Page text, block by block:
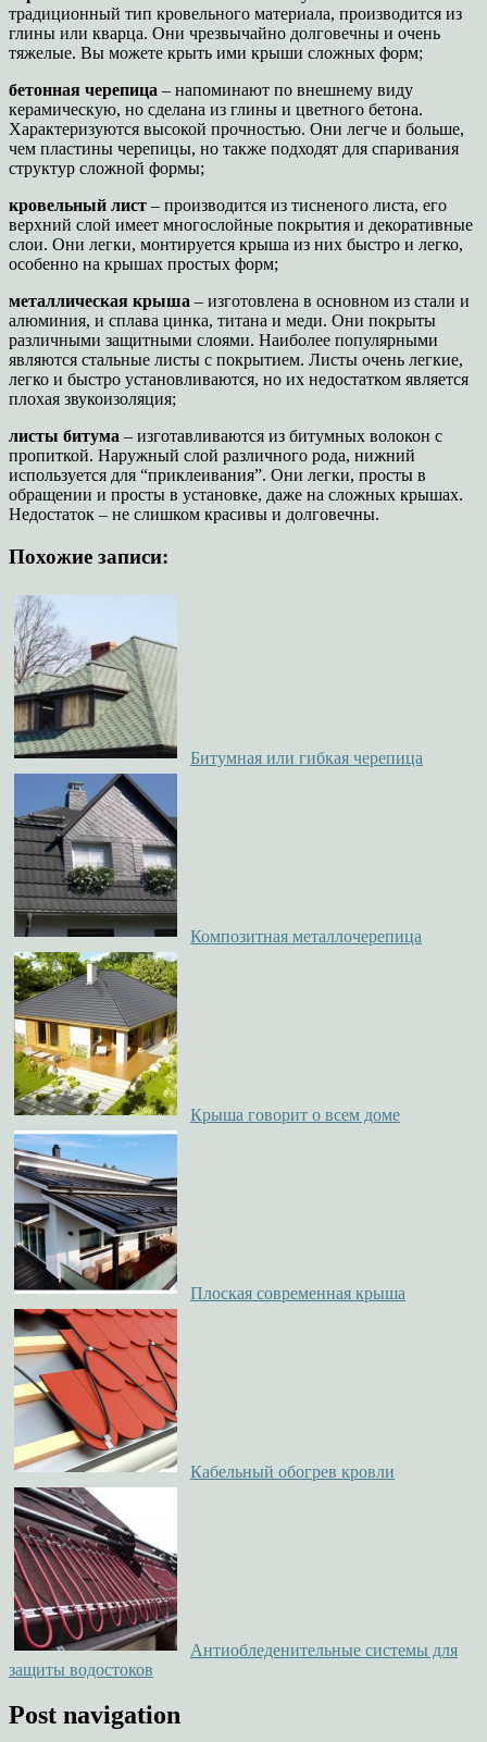
традиционный тип кровельного материала, производится из
глины или кварца. Они чрезвычайно долговечны и очень
тяжелые. Вы можете крыть ими крыши сложных форм;
бетонная черепица – напоминают по внешнему виду
керамическую, но сделана из глины и цветного бетона.
Характеризуются высокой прочностью. Они легче и больше,
чем пластины черепицы, но также подходят для спаривания
структур сложной формы;
кровельный лист – производится из тисненого листа, его
верхний слой имеет многослойные покрытия и декоративные
слои. Они легки, монтируется крыша из них быстро и легко,
особенно на крышах простых форм;
металлическая крыша – изготовлена в основном из стали и
алюминия, и сплава цинка, титана и меди. Они покрыты
различными защитными слоями. Наиболее популярными
являются стальные листы с покрытием. Листы очень легкие,
легко и быстро установливаются, но их недостатком является
плохая звукоизоляция;
листы битума – изготавливаются из битумных волокон с
пропиткой. Наружный слой различного рода, нижний
используется для “приклеивания”. Они легки, просты в
обращении и просты в установке, даже на сложных крышах.
Недостаток – не слишком красивы и долговечны.
Похожие записи:
Битумная или гибкая черепица
Композитная металлочерепица
Крыша говорит о всем доме
Плоская современная крыша
Кабельный обогрев кровли
Антиобледенительные системы для
защиты водостоков
Post navigation